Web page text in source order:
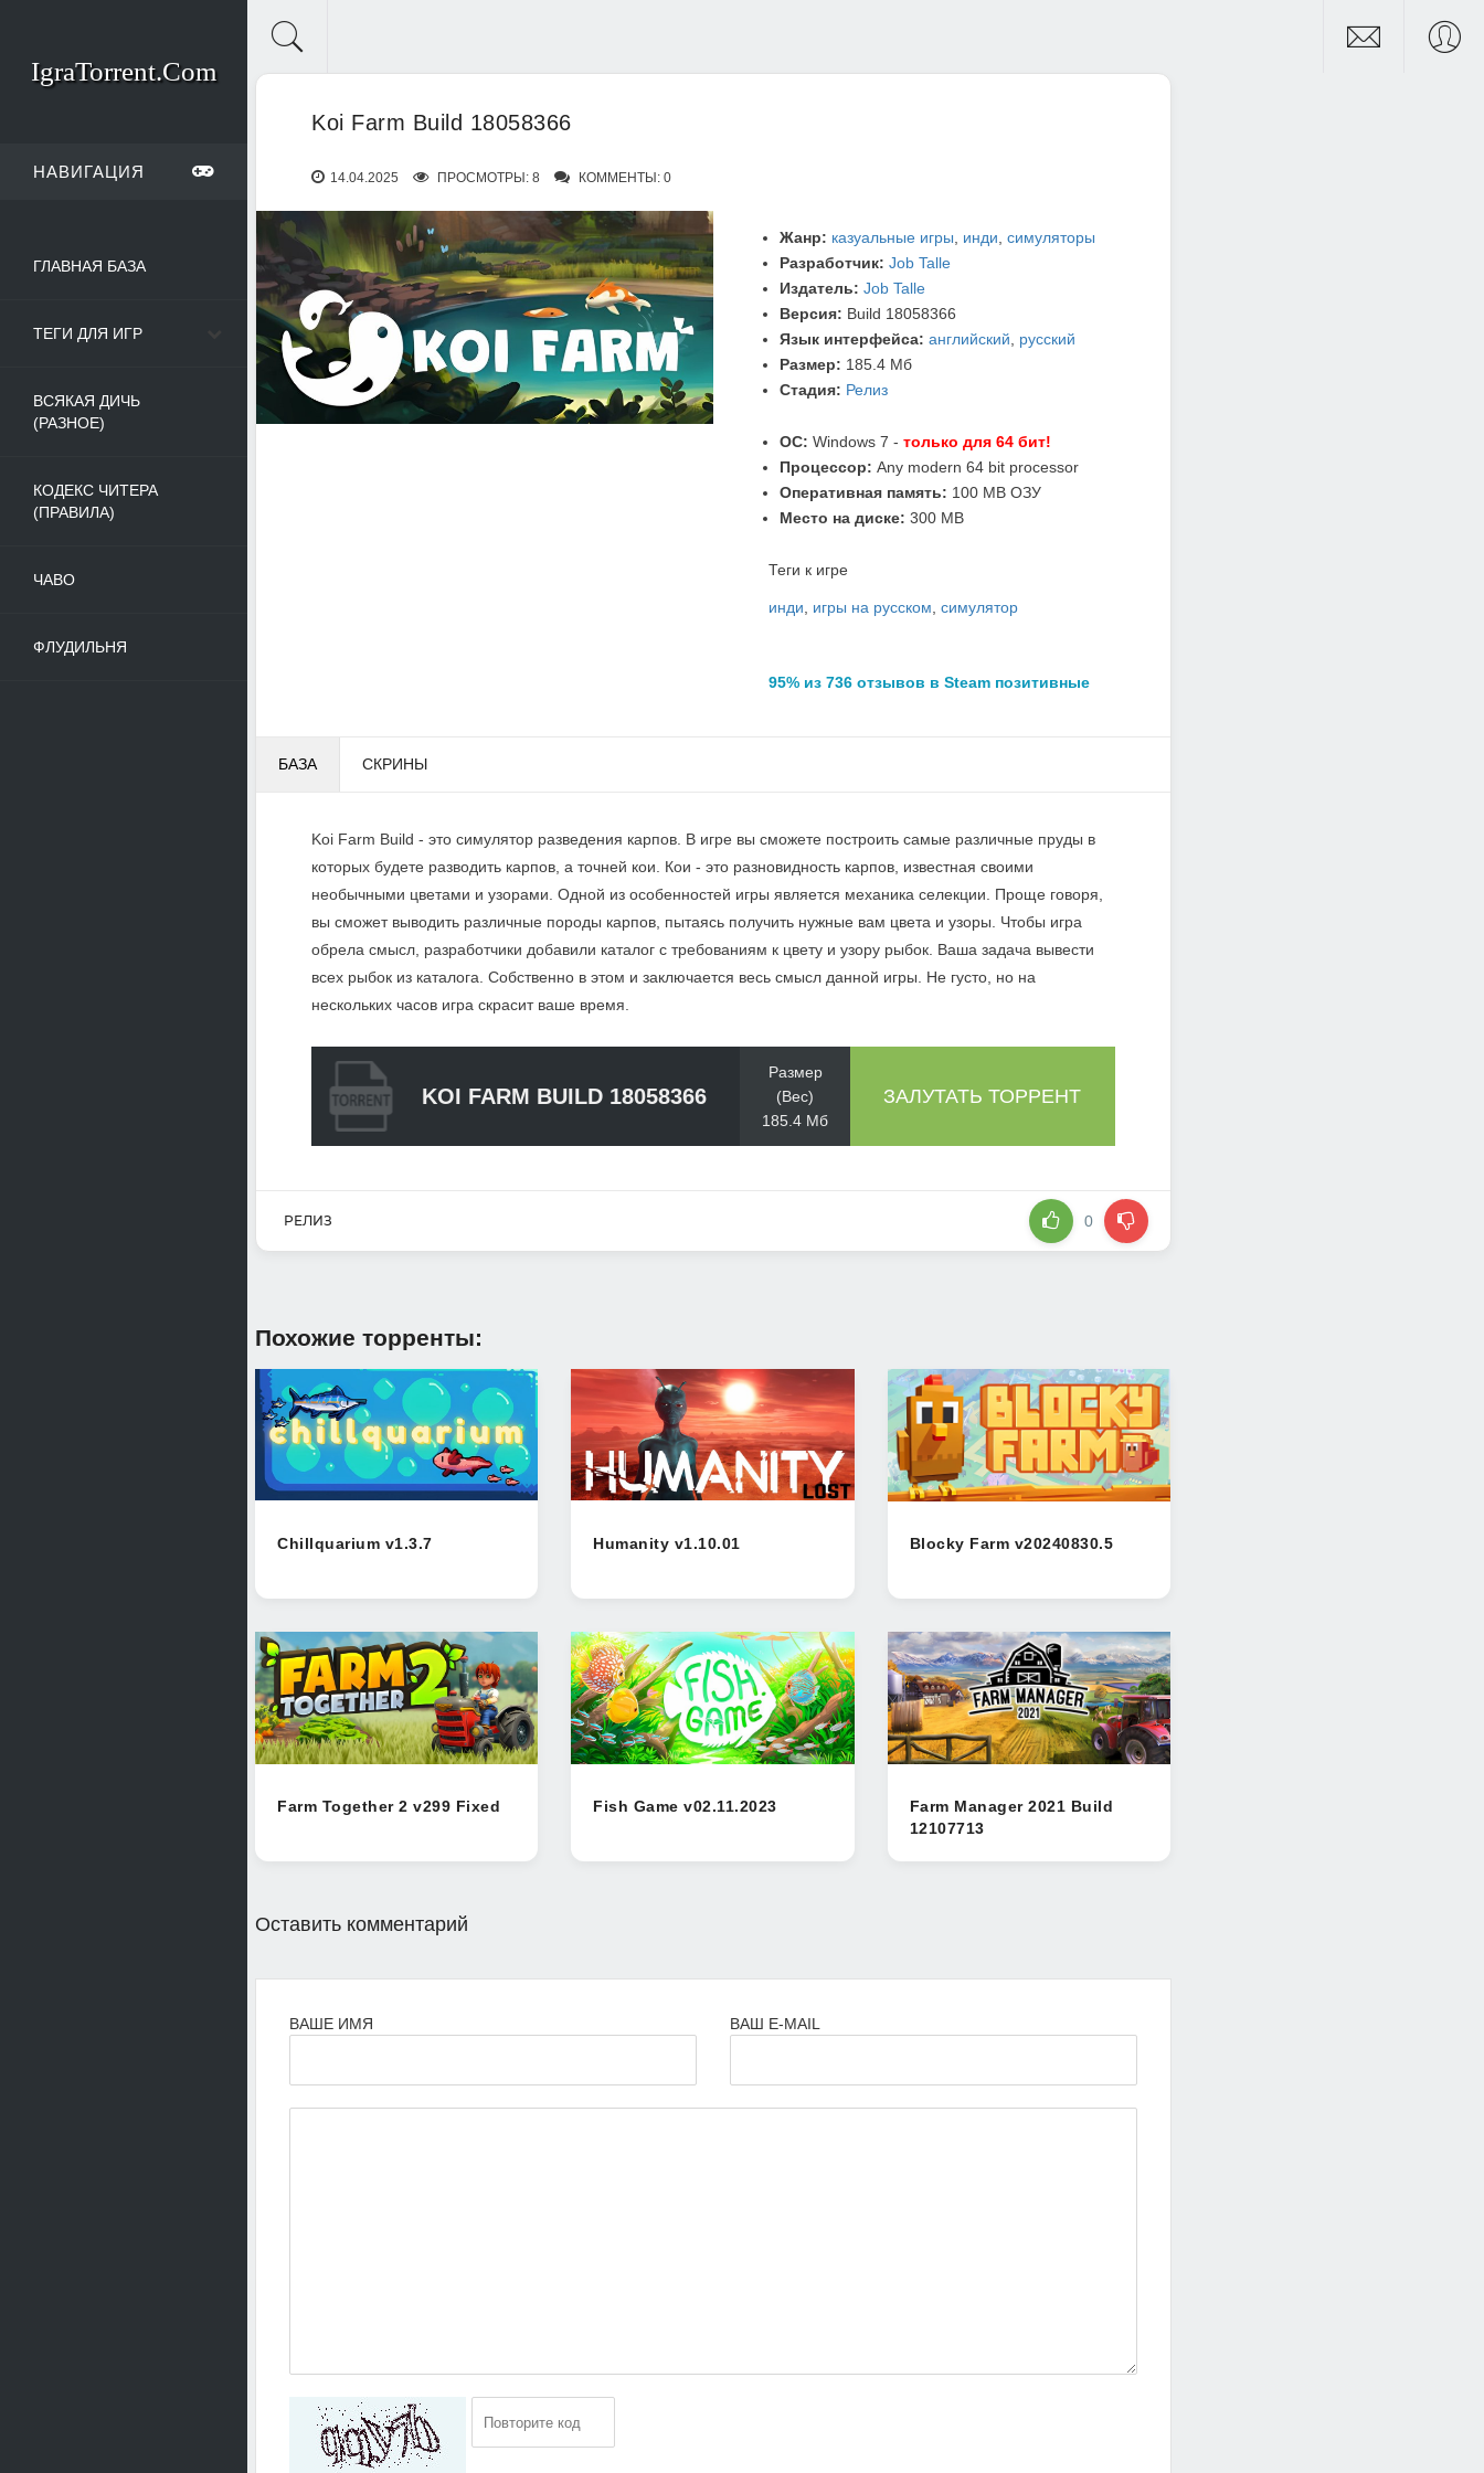
IgraTorrent.Com
НАВИГАЦИЯ
ГЛАВНАЯ БАЗА
ТЕГИ ДЛЯ ИГР
ВСЯКАЯ ДИЧЬ
(РАЗНОЕ)
КОДЕКС ЧИТЕРА
(ПРАВИЛА)
ЧАВО
ФЛУДИЛЬНЯ
Koi Farm Build 18058366
14.04.2025 ПРОСМОТРЫ: 8 КОММЕНТЫ: 0
Жанр: казуальные игры инди симуляторы
Разработчик: Job Talle
Издатель: Job Talle
Версия: Build 18058366
Язык интерфейса: английский
русский
Размер: 185.4 Мб
Стадия: Релиз
ОС: Windows 7 - только для 64 бит!
Процессор: Any modern 64 bit processor
Оперативная память: 100 MB ОЗУ
Место на диске: 300 MB
Теги к игре
инди игры на русском симулятор
95% из 736 отзывов в Steam позитивные
БАЗА СКРИНЫ
Koi Farm Build - это симулятор разведения карпов. В игре вы сможете построить самые различные пруды в
которых будете разводить карпов, а точней кои. Кои - это разновидность карпов, известная своими
необычными цветами и узорами. Одной из особенностей игры является механика селекции. Проще говоря,
вы сможет выводить различные породы карпов, пытаясь получить нужные вам цвета и узоры. Чтобы игра
обрела смысл, разработчики добавили каталог с требованиям к цвету и узору рыбок. Ваша задача вывести
всех рыбок из каталога. Собственно в этом и заключается весь смысл данной игры. Не густо, но на
нескольких часов игра скрасит ваше время.
KOI FARM BUILD 18058366
Размер
(Вес)
185.4 Мб
ЗАЛУТАТЬ ТОРРЕНТ
РЕЛИЗ 0
Похожие торренты:
Chillquarium v1.3.7 Humanity v1.10.01 Blocky Farm v20240830.5
Farm Together 2 v299 Fixed Fish Game v02.11.2023
Farm Manager 2021 Build
12107713
Оставить комментарий
ВАШЕ ИМЯ ВАШ E-MAIL